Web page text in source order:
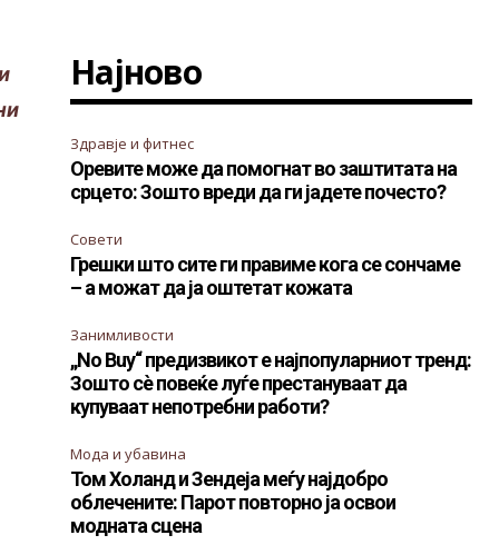
Најново
Здравје и фитнес
Оревите може да помогнат во заштитата на
срцето: Зошто вреди да ги јадете почесто?
Совети
Грешки што сите ги правиме кога се сончаме
– а можат да ја оштетат кожата
Занимливости
„No Buy“ предизвикот е најпопуларниот тренд:
Зошто сè повеќе луѓе престануваат да
купуваат непотребни работи?
Мода и убавина
Том Холанд и Зендеја меѓу најдобро
облечените: Парот повторно ја освои
модната сцена